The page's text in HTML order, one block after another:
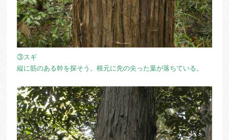
③スギ
縦に筋のある幹を探そう。根元に先の尖った葉が落ちている。